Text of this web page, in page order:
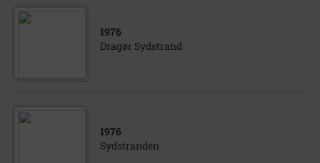
1976
Dragør Sydstrand
1976
Sydstranden